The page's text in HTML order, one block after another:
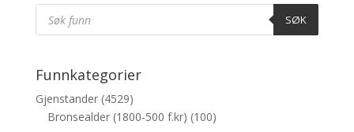
Products
Søk SØK
Funnkategorier
Gjenstander (4529)
Bronsealder (1800-500 f.kr) (100)